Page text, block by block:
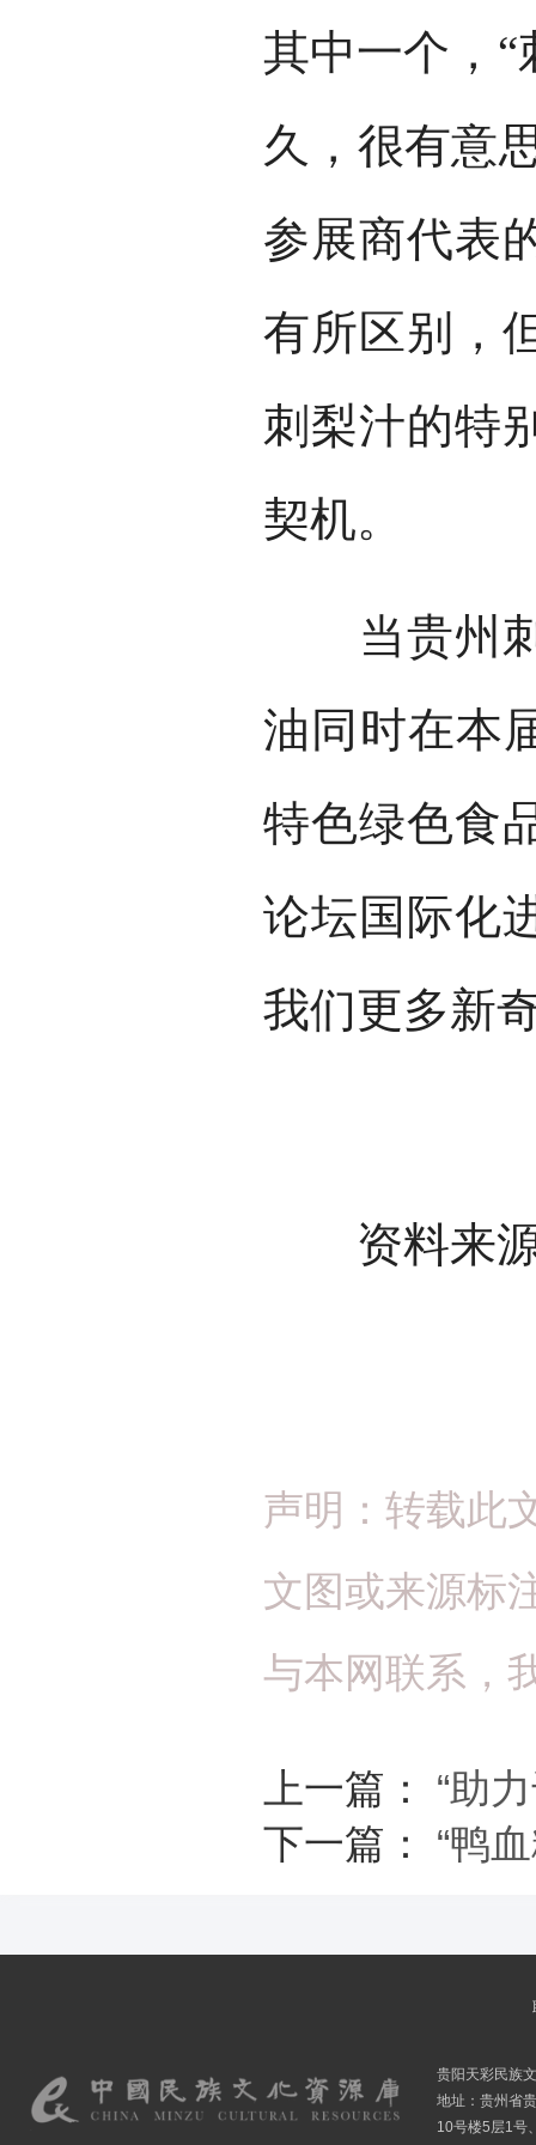
其中一个，
久，很有意
参展商代表
有所区别，
刺梨汁的特
契机。
当贵州刺
油同时在本
特色绿色食
论坛国际化
我们更多新
资料来源
声明：转载此
文图或来源标
与本网联系，
上一篇： “助
下一篇： “鸭
贵阳天彩民族
地址：贵州省
10号楼5层1号